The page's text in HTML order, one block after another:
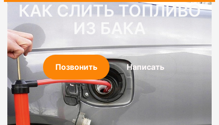
КАК СЛИТЬ ТОПЛИВО
ИЗ БАКА
Позвонить Написать